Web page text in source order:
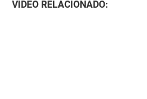
VIDEO RELACIONADO: